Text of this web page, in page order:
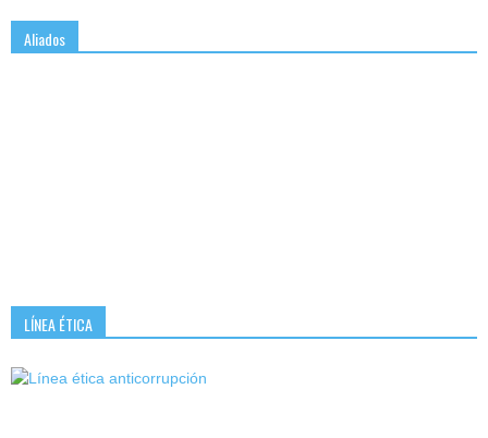
Aliados
LÍNEA ÉTICA